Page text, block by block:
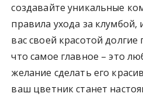
создавайте уникальные
правила ухода за клумбой,
вас своей красотой
что самое главное – это
желание сделать его
ваш цветник станет